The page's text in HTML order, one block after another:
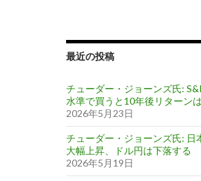
最近の投稿
チューダー・ジョーンズ氏:
水準で買うと10年後リターン
2026年5月23日
チューダー・ジョーンズ氏: 日
大幅上昇、ドル円は下落する
2026年5月19日